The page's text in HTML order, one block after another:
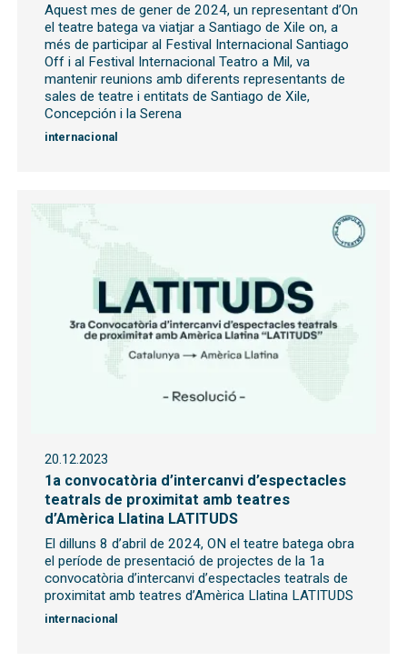
Aquest mes de gener de 2024, un representant d’On
el teatre batega va viatjar a Santiago de Xile on, a
més de participar al Festival Internacional Santiago
Off i al Festival Internacional Teatro a Mil, va
mantenir reunions amb diferents representants de
sales de teatre i entitats de Santiago de Xile,
Concepción i la Serena
internacional
20.12.2023
1a convocatòria d’intercanvi d’espectacles
teatrals de proximitat amb teatres
d’Amèrica Llatina LATITUDS
El dilluns 8 d’abril de 2024, ON el teatre batega obra
el període de presentació de projectes de la 1a
convocatòria d’intercanvi d’espectacles teatrals de
proximitat amb teatres d’Amèrica Llatina LATITUDS
internacional